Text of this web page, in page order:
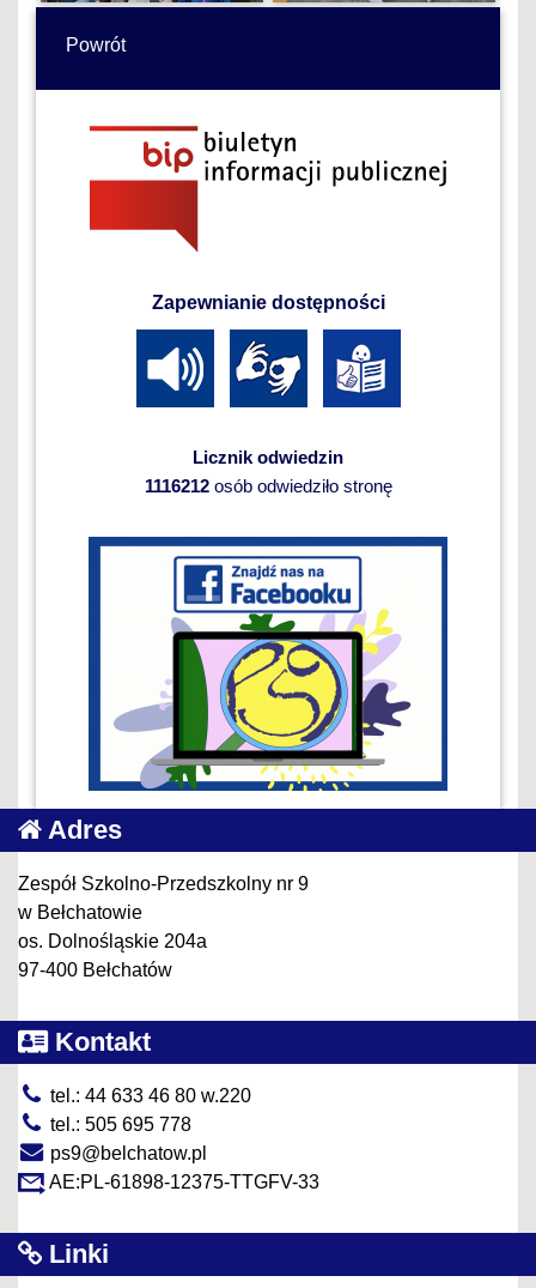
Powrót
Zapewnianie dostępności
Licznik odwiedzin
1116212osób odwiedziło stronę
Adres
Zespół Szkolno-Przedszkolny nr 9
w Bełchatowie
os. Dolnośląskie 204a
97-400 Bełchatów
Kontakt
tel.: 44 633 46 80 w.220
tel.: 505 695 778
ps9@belchatow.pl
AE:PL-61898-12375-TTGFV-33
Linki